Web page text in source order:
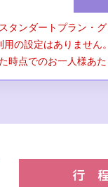
タンダートプラン・
の設定はありません。
時点でのお一人様あた
行